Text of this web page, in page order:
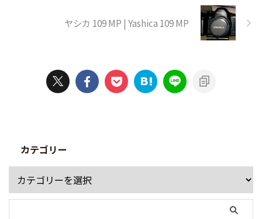
ヤシカ 109 MP | Yashica 109 MP
カテゴリー